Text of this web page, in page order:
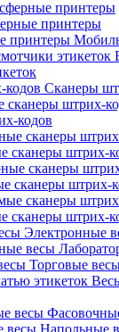
принтеры
Сканеры
кодов
сканеры штрих-
сканеры штрих-
сканеры штрих-
Электронные
Торговые
Напольные